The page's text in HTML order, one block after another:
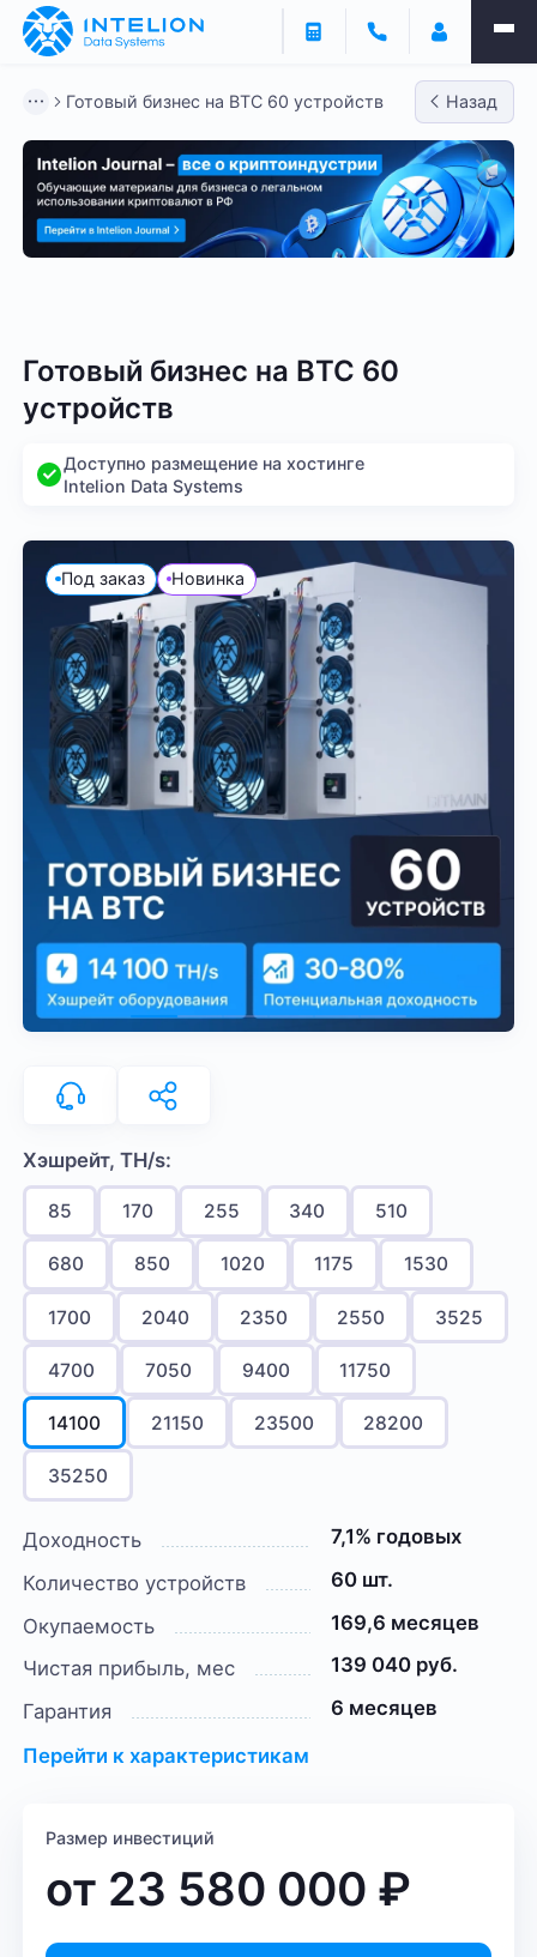
Готовый бизнес на BTC 60 устройств Назад
Готовый бизнес на BTC 60
устройств
Доступно размещение на хостинге
Intelion Data Systems
Под заказ Новинка
Хэшрейт, TH/s:
85 170 255 340 510
680 850 1020 1175 1530
1700 2040 2350 2550 3525
4700 7050 9400 11750
14100 21150 23500 28200
35250
Доходность
7,1% годовых
Количество устройств
60 шт.
Окупаемость
169,6 месяцев
Чистая прибыль, мес
139 040 руб.
Гарантия
6 месяцев
Перейти к характеристикам
Размер инвестиций
от 23 580 000 ₽